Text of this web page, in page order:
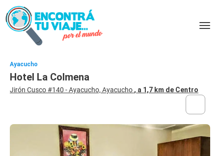
Ayacucho
Hotel La Colmena
Jirón Cusco #140 - Ayacucho, Ayacucho , a 1,7 km de Centro